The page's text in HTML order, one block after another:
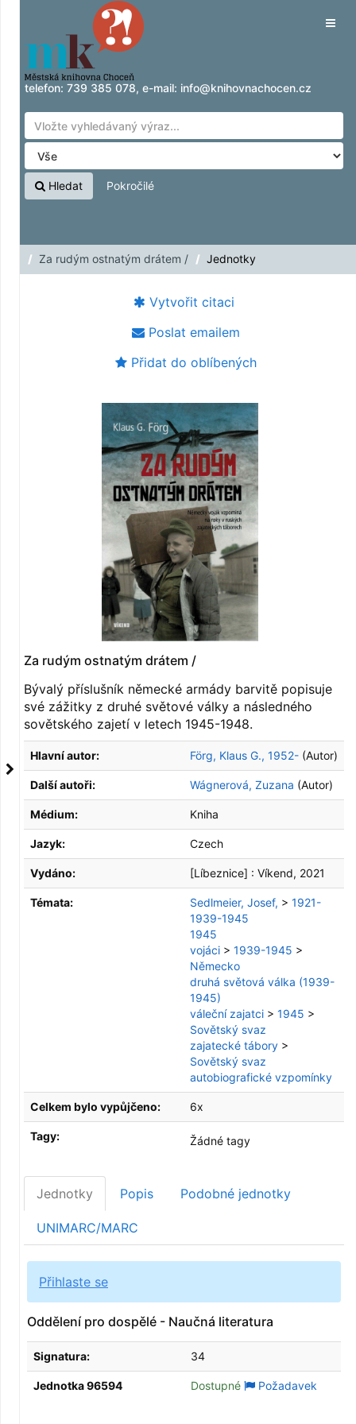
Přeskočit na obsah
telefon: 739 385 078, e-mail: info@knihovnachocen.cz
Hledat Pokročilé
Za rudým ostnatým drátem / Jednotky
Vytvořit citaci
Poslat emailem
Přidat do oblíbených
Za rudým ostnatým drátem /
Bývalý příslušník německé armády barvitě popisuje
své zážitky z druhé světové války a následného
sovětského zajetí v letech 1945-1948.
Hlavní autor: Förg, Klaus G., 1952- (Autor)
Další autoři: Wágnerová, Zuzana (Autor)
Médium: Kniha
Jazyk: Czech
Vydáno: [Líbeznice] : Víkend, 2021
Témata: Sedlmeier, Josef, > 1921-
1939-1945
1945
vojáci > 1939-1945 >
Německo
druhá světová válka (1939-
1945)
váleční zajatci > 1945 >
Sovětský svaz
zajatecké tábory >
Sovětský svaz
autobiografické vzpomínky
Celkem bylo vypůjčeno: 6x
Tagy: Žádné tagy
Jednotky Popis Podobné jednotky
UNIMARC/MARC
Přihlaste se
Oddělení pro dospělé - Naučná literatura
Signatura: 34
Jednotka 96594 Dostupné Požadavek